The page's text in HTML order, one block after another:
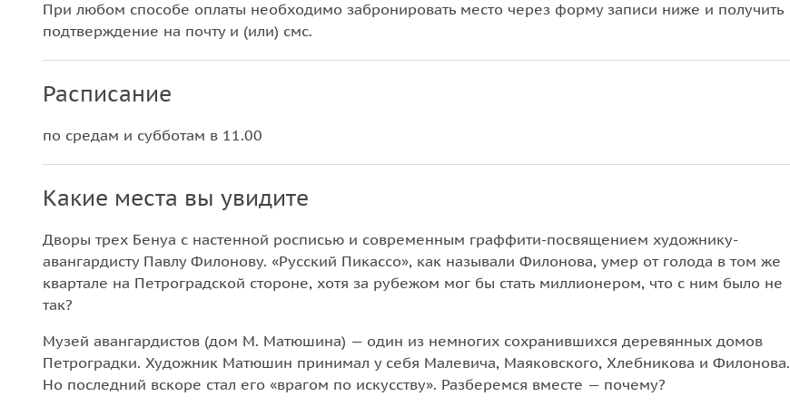
При любом способе оплаты необходимо забронировать место через форму записи ниже и получить
подтверждение на почту и (или) смс.
Расписание
по средам и субботам в 11.00
Какие места вы увидите
Дворы трех Бенуа с настенной росписью и современным граффити-посвящением художнику-
авангардисту Павлу Филонову. «Русский Пикассо», как называли Филонова, умер от голода в том же
квартале на Петроградской стороне, хотя за рубежом мог бы стать миллионером, что с ним было не
так?
Музей авангардистов (дом М. Матюшина) — один из немногих сохранившихся деревянных домов
Петроградки. Художник Матюшин принимал у себя Малевича, Маяковского, Хлебникова и Филонова.
Но последний вскоре стал его «врагом по искусству». Разберемся вместе — почему?